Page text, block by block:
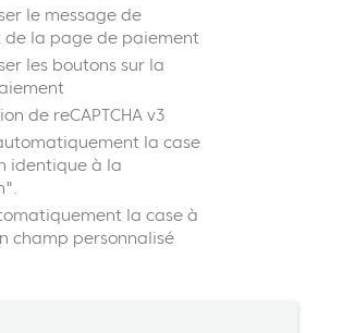
le message de
la page de paiement
les boutons sur la
de reCAPTCHA v3
la case
identique à la
la case à
champ personnalisé